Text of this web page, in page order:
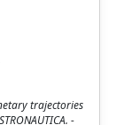
trajectories
-